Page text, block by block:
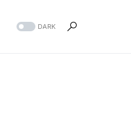
DARK